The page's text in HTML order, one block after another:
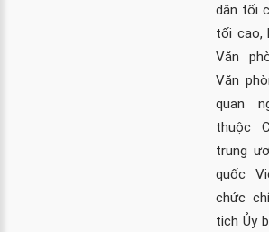
dân tối
tối cao,
Văn
Văn
quan
thuộc
trung
quốc
chức
tịch Ủy